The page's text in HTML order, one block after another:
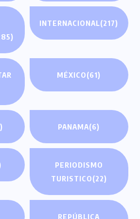
INTERNACIONAL(217)
MÉXICO(61)
PANAMA(6)
PERIODISMO
TURISTICO(22)
REPÚBLICA